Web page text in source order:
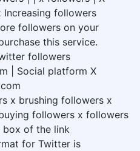
Increasing followers
followers on your
this service.
followers
| Social platform X
x brushing followers x
followers x followers
box of the link
for Twitter is